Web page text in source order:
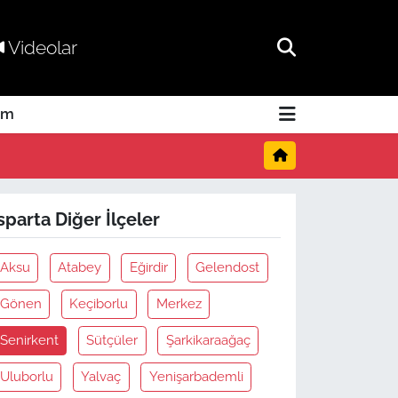
Videolar
Diğer İlçeler
Aksu Atabey Eğirdir Gelendost
Gönen Keçiborlu Merkez
Senirkent Sütçüler Şarkikaraağaç
Uluborlu Yalvaç Yenişarbademli